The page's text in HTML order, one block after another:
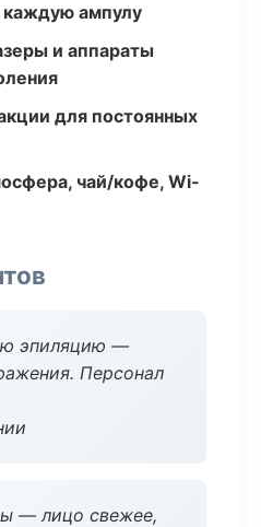
ампулу
и аппараты
для постоянных
чай/кофе, Wi-
эпиляцию —
Персонал
— лицо свежее,